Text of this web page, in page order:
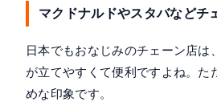
マクドナルドやスタバなどチ
日本でもおなじみのチェーン店は
が立てやすくて便利ですよね。た
めな印象です。